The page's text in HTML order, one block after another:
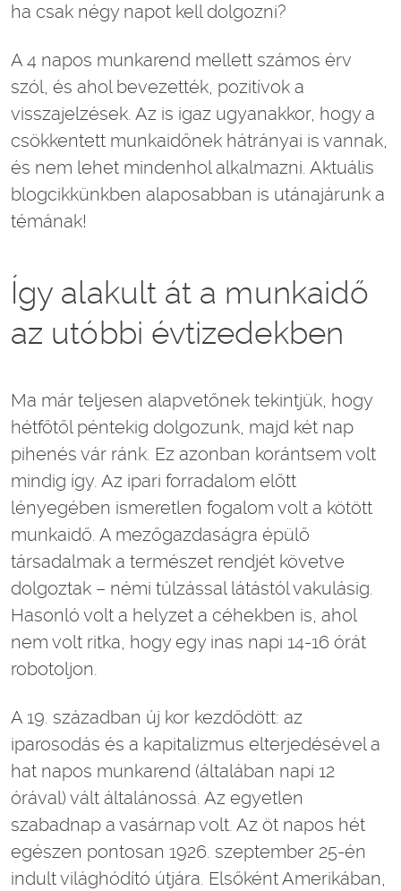
ha csak négy napot kell dolgozni?
A 4 napos munkarend mellett számos érv
szól, és ahol bevezették, pozitívok a
visszajelzések. Az is igaz ugyanakkor, hogy a
csökkentett munkaidőnek hátrányai is vannak,
és nem lehet mindenhol alkalmazni. Aktuális
blogcikkünkben alaposabban is utánajárunk a
témának!
Így alakult át a munkaidő
az utóbbi évtizedekben
Ma már teljesen alapvetőnek tekintjük, hogy
hétfőtől péntekig dolgozunk, majd két nap
pihenés vár ránk. Ez azonban korántsem volt
mindig így. Az ipari forradalom előtt
lényegében ismeretlen fogalom volt a kötött
munkaidő. A mezőgazdaságra épülő
társadalmak a természet rendjét követve
dolgoztak – némi túlzással látástól vakulásig.
Hasonló volt a helyzet a céhekben is, ahol
nem volt ritka, hogy egy inas napi 14-16 órát
robotoljon.
A 19. században új kor kezdődött: az
iparosodás és a kapitalizmus elterjedésével a
hat napos munkarend (általában napi 12
órával) vált általánossá. Az egyetlen
szabadnap a vasárnap volt. Az öt napos hét
egészen pontosan 1926. szeptember 25-én
indult világhódító útjára. Elsőként Amerikában,